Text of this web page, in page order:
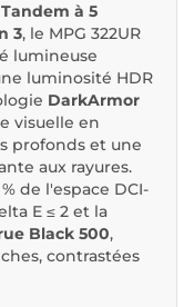
à 5
3, le MPG 322UR
lumineuse
luminosité HDR
DarkArmor
visuelle en
profonds et une
aux rayures.
de l'espace DCI-
E ≤ 2 et la
Black 500,
contrastées